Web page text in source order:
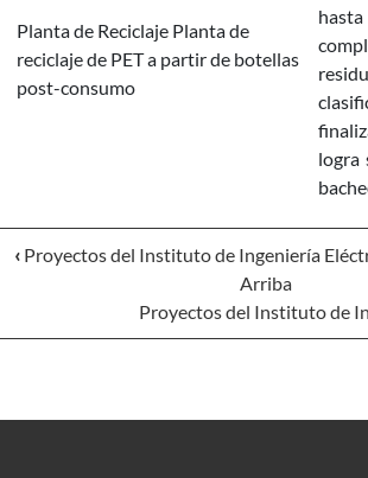
Planta de Reciclaje Planta de
reciclaje de PET a partir de botellas
post-consumo
logra
‹ Proyectos del Instituto de Ingeniería
Arriba
Proyectos del Instituto de